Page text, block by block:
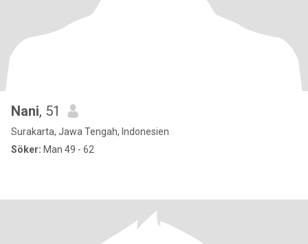
Nani, 51
Surakarta, Jawa Tengah, Indonesien
Söker: Man 49 - 62